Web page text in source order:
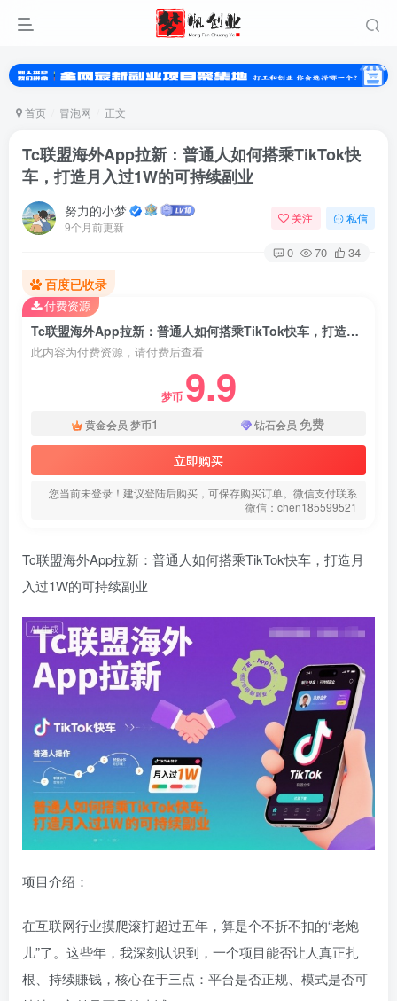
首页 冒泡网 正文
Tc联盟海外App拉新：普通人如何搭乘TikTok快
车，打造月入过1W的可持续副业
努力的小梦
9个月前更新
关注 私信
0 70 34
百度已收录
Tc联盟海外App拉新：普通人如何搭乘TikTok快车，打造月入过1W的可持续副业
此内容为付费资源，请付费后查看
梦币 9.9
黄金会员 梦币1 钻石会员 免费
立即购买
您当前未登录！建议登陆后购买，可保存购买订单。微信支付联系
微信：chen185599521
付费资源
Tc联盟海外App拉新：普通人如何搭乘TikTok快车，打造月
入过1W的可持续副业
项目介绍：
在互联网行业摸爬滚打超过五年，算是个不折不扣的“老炮
儿”了。这些年，我深刻认识到，一个项目能否让人真正扎
根、持续賺钱，核心在于三点：平台是否正规、模式是否可
扫码登录
使用 其它方式登录或